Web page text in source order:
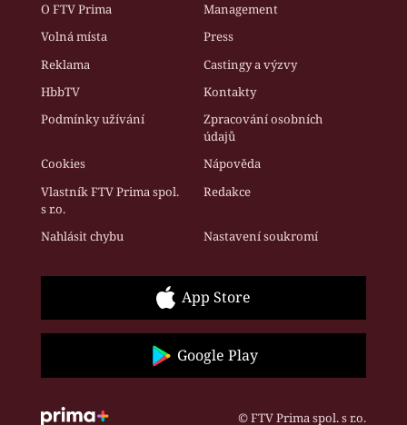
O FTV Prima
Management
Volná místa
Press
Reklama
Castingy a výzvy
HbbTV
Kontakty
Podmínky užívání
Zpracování osobních
údajů
Cookies
Nápověda
Vlastník FTV Prima spol.
s r.o.
Redakce
Nahlásit chybu Nastavení soukromí
App Store
Google Play
© FTV Prima spol. s r.o.